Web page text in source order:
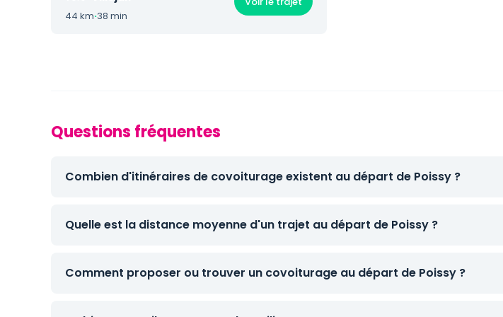
44 km·38 min
Questions fréquentes
Combien d'itinéraires de covoiturage existent au départ de Poissy ?
Quelle est la distance moyenne d'un trajet au départ de Poissy ?
Comment proposer ou trouver un covoiturage au départ de Poissy ?